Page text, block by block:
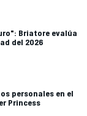
Briatore evalúa
del 2026
personales en el
Princess